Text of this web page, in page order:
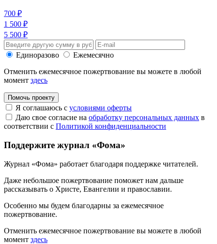
700 ₽
1 500 ₽
5 500 ₽
Единоразово
Ежемесячно
Отменить ежемесячное пожертвование вы можете в любой
момент здесь
Помочь проекту
Я соглашаюсь с условиями оферты
Даю свое согласие на обработку персональных данных в
соответствии с Политикой конфиденциальности
Поддержите журнал «Фома»
Журнал «Фома» работает благодаря поддержке читателей.
Даже небольшое пожертвование поможет нам дальше
рассказывать о Христе, Евангелии и православии.
Особенно мы будем благодарны за ежемесячное
пожертвование.
Отменить ежемесячное пожертвование вы можете в любой
момент здесь